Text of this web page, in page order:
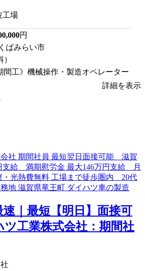
工場
円
ばみらい市
間工》機械操作・製造オペレーター
詳細を表示
速｜最短【明日】面接可
ツ工業株式会社：期間社